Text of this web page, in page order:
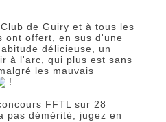
de Guiry et à tous les
ont offert, en sus d'une
délicieuse, un
à l'arc, qui plus est sans
les mauvais
!
FFTL sur 28
pas démérité, jugez en